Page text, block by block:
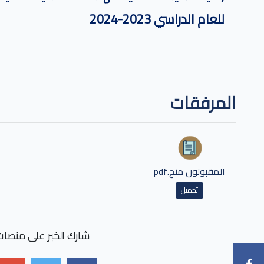
للعام الدراسي 2023-2024
المرفقات
المقبولون منح.pdf
تحميل
شارك الخبر على